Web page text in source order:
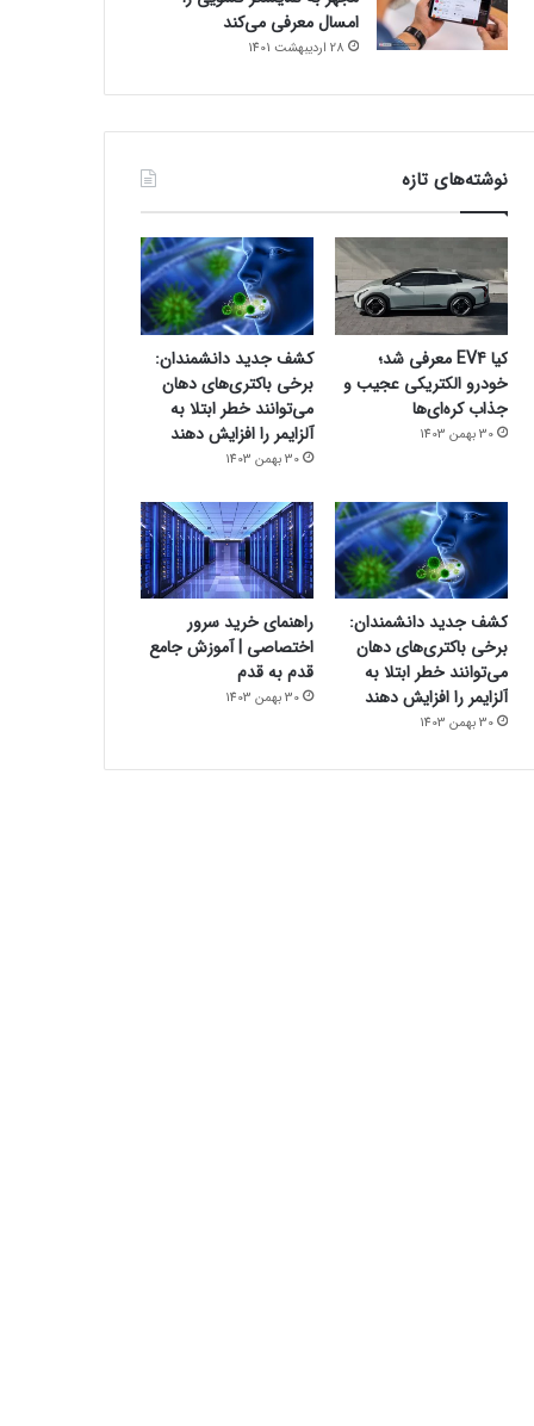
امسال معرفی می‌کند
28 اردیبهشت 1401
نوشته‌های تازه
کیا EV4 معرفی شد؛
خودرو الکتریکی عجیب و
جذاب کره‌ای‌ها
30 بهمن 1403
کشف جدید دانشمندان:
برخی باکتری‌های دهان
می‌توانند خطر ابتلا به
آلزایمر را افزایش دهند
30 بهمن 1403
کشف جدید دانشمندان:
برخی باکتری‌های دهان
می‌توانند خطر ابتلا به
آلزایمر را افزایش دهند
30 بهمن 1403
راهنمای خرید سرور
اختصاصی | آموزش جامع
قدم به قدم
30 بهمن 1403